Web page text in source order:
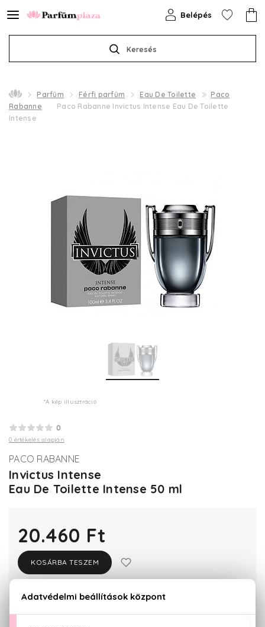
Keresés
Belépés
Parfüm Férfi parfüm Eau De Toilette
Paco
Rabanne
Paco Rabanne Invictus Intense Eau De Toilette
Intense
*A kép illusztráció
0
0 értékelés alapján
PACO RABANNE
Invictus Intense
Eau De Toilette Intense 50 ml
20.460 Ft
KOSÁRBA TESZEM
Törzsvásárlóknak csak:19.437 Ft